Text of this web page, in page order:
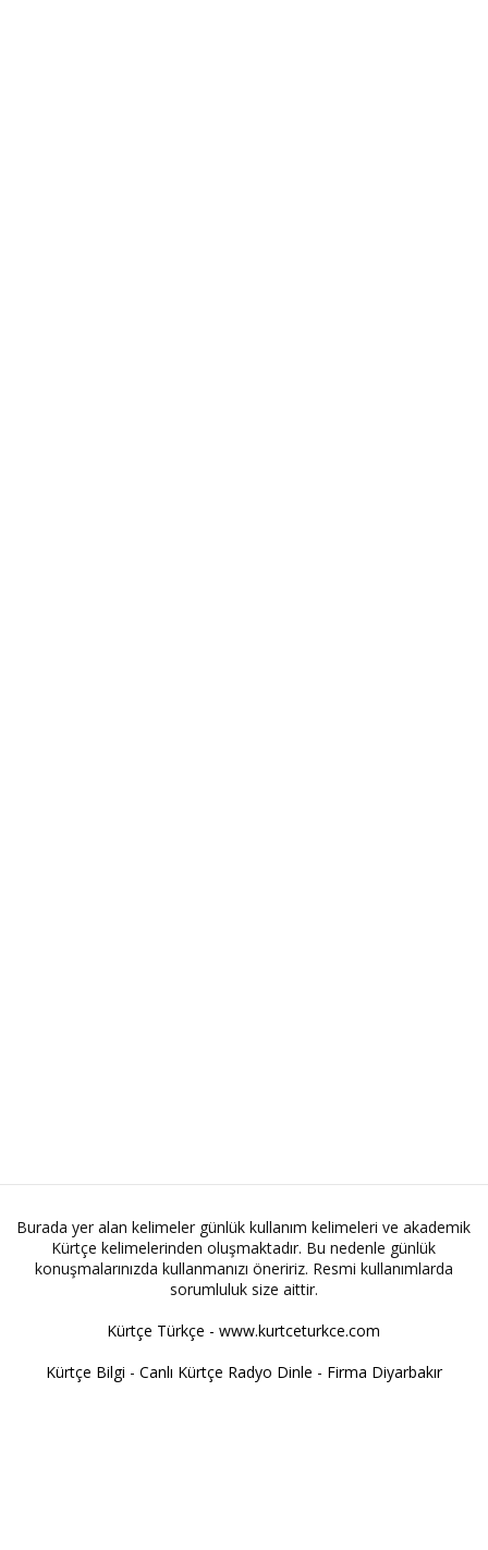
Burada yer alan kelimeler günlük kullanım kelimeleri ve akademik
Kürtçe kelimelerinden oluşmaktadır. Bu nedenle günlük
konuşmalarınızda kullanmanızı öneririz. Resmi kullanımlarda
sorumluluk size aittir.
Kürtçe Türkçe - www.kurtceturkce.com
Kürtçe Bilgi - Canlı Kürtçe Radyo Dinle - Firma Diyarbakır